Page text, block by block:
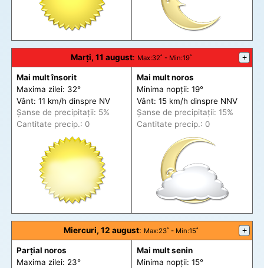
Marți, 11 august: Max:32˚ - Min:19˚ +
Mai mult însorit
Maxima zilei: 32°
Vânt: 11 km/h dinspre NV
Șanse de precipitații: 5%
Cantitate precip.: 0
Mai mult noros
Minima nopții: 19°
Vânt: 15 km/h dinspre NNV
Șanse de precipitații: 15%
Cantitate precip.: 0
Miercuri, 12 august: Max:23˚ - Min:15˚ +
Parțial noros
Maxima zilei: 23°
Mai mult senin
Minima nopții: 15°